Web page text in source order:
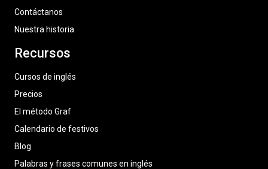
Contáctanos
Nuestra historia
Recursos
Cursos de inglés
Precios
El método Graf
Calendario de festivos
Blog
Palabras y frases comunes en inglés